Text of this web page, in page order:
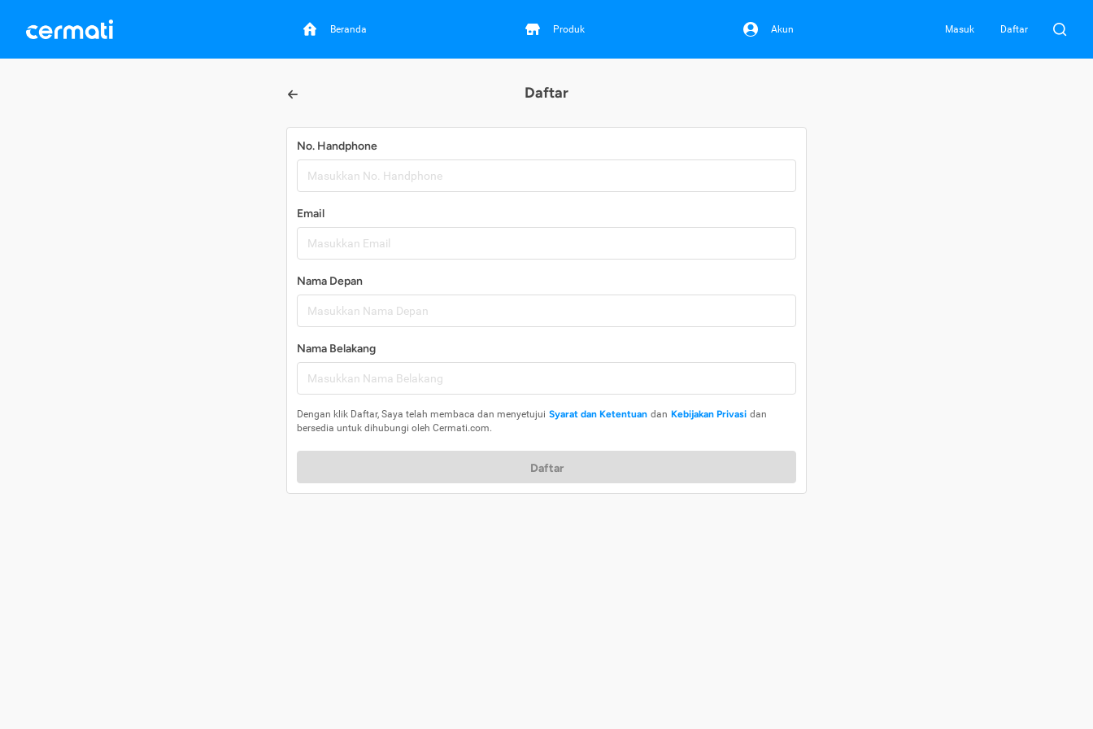
Beranda Produk Akun Masuk Daftar
Daftar
No. Handphone
Email
Nama Depan
Nama Belakang
Dengan klik Daftar, Saya telah membaca dan menyetujui Syarat dan Ketentuan dan Kebijakan Privasi dan
bersedia untuk dihubungi oleh Cermati.com.
Daftar